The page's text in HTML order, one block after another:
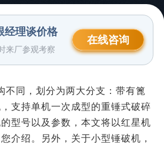
经理谈价格
来厂参观考察
在线咨询
不同，划分为两大分支：带有篦
支持单机一次成型的重锤式破碎
型号以及参数，本文将以红星机
介绍。另外，关于小型锤破机，